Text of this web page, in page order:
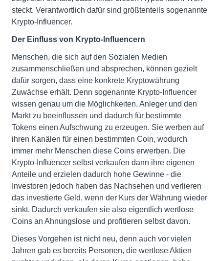
steckt. Verantwortlich dafür sind größtenteils sogenannte
Krypto-Influencer.
Der Einfluss von Krypto-Influencern
Menschen, die sich auf den Sozialen Medien
zusammenschließen und absprechen, können gezielt
dafür sorgen, dass eine konkrete Kryptowährung
Zuwächse erhält. Denn sogenannte Krypto-Influencer
wissen genau um die Möglichkeiten, Anleger und den
Markt zu beeinflussen und dadurch für bestimmte
Tokens einen Aufschwung zu erzeugen. Sie werben auf
ihren Kanälen für einen bestimmten Coin, wodurch
immer mehr Menschen diese Coins erwerben. Die
Krypto-Influencer selbst verkaufen dann ihre eigenen
Anteile und erzielen dadurch hohe Gewinne - die
Investoren jedoch haben das Nachsehen und verlieren
das investierte Geld, wenn der Kurs der Währung wieder
sinkt. Dadurch verkaufen sie also eigentlich wertlose
Coins an Ahnungslose und profitieren selbst davon.
Dieses Vorgehen ist nicht neu, denn auch vor vielen
Jahren gab es bereits Personen, die wertlose Aktien